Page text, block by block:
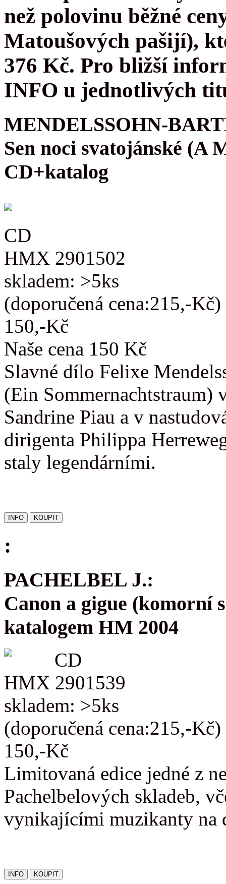
než polovinu běžné
Matoušových pašijí),
376 Kč. Pro bližší
INFO u jednotlivých
MENDELSSOHN-
Sen noci svatojánské (A
CD+katalog
CD
HMX 2901502
skladem: >5ks
(doporučená cena:215,-Kč)
150,-Kč
Naše cena 150 Kč
Slavné dílo Felixe
(Ein Sommernachtstraum)
Sandrine Piau a v
dirigenta Philippa
staly legendárními.
:
PACHELBEL J.:
Canon a gigue (komorní
katalogem HM 2004
CD
HMX 2901539
skladem: >5ks
(doporučená cena:215,-Kč)
150,-Kč
Limitovaná edice jedné z
Pachelbelových skladeb,
vynikajícími muzikanty na